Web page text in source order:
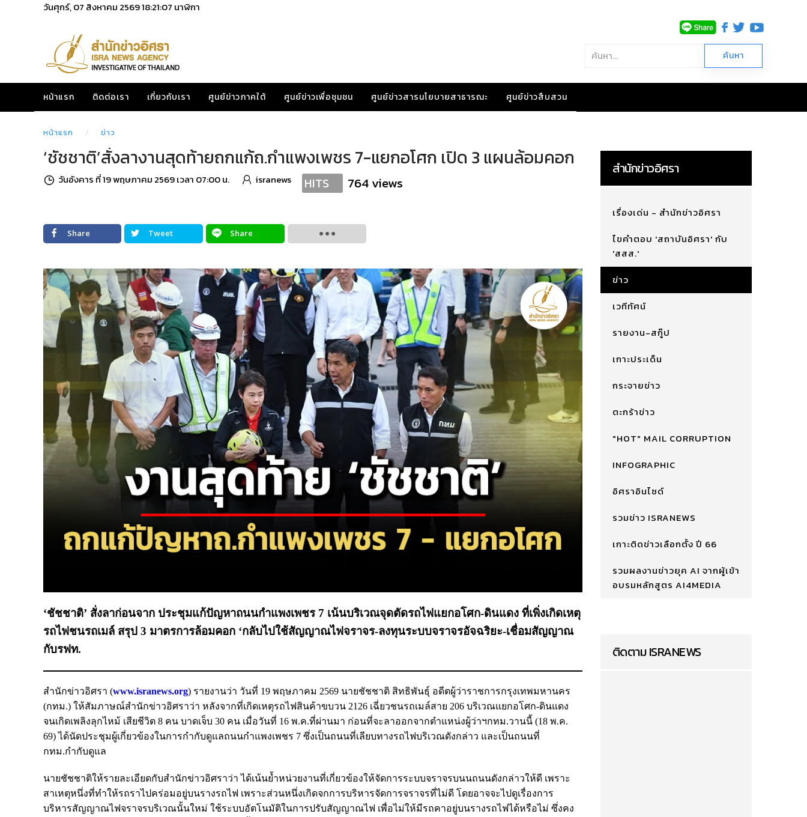
วันศุกร์, 07 สิงหาคม 256918:21:08 นาฬิกา
หน้าแรก ติดต่อเรา เกี่ยวกับเรา ศูนย์ข่าวภาคใต้ ศูนย์ข่าวเพื่อชุมชน ศูนย์ข่าวสารนโยบายสาธารณะ ศูนย์ข่าวสืบสวน
หน้าแรก ข่าว
‘ชัชชาติ’สั่งลางานสุดท้ายถกแก้ถ.กำแพงเพชร 7-แยกอโศก เปิด 3 แผนล้อมคอก
วันอังคาร ที่ 19 พฤษภาคม 2569 เวลา 07:00 น. isranews HITS 764 views
Share Tweet Share
‘ชัชชาติ’ สั่งลาก่อนจาก ประชุมแก้ปัญหาถนนกำแพงเพชร 7 เน้นบริเวณจุดตัดรถไฟแยกอโศก-ดินแดง ที่เพิ่งเกิดเหตุ
รถไฟชนรถเมล์ สรุป 3 มาตรการล้อมคอก ‘กลับไปใช้สัญญาณไฟจราจร-ลงทุนระบบจราจรอัจฉริยะ-เชื่อมสัญญาณ
กับรฟท.
สำนักข่าวอิศรา (www.isranews.org) รายงานว่า วันที่ 19 พฤษภาคม 2569 นายชัชชาติ สิทธิพันธุ์ อดีตผู้ว่าราชการกรุงเทพมหานคร
(กทม.) ให้สัมภาษณ์สำนักข่าวอิศราว่า หลังจากที่เกิดเหตุรถไฟสินค้าขบวน 2126 เฉี่ยวชนรถเมล์สาย 206 บริเวณแยกอโศก-ดินแดง
จนเกิดเพลิงลุกไหม้ เสียชีวิต 8 คน บาดเจ็บ 30 คน เมื่อวันที่ 16 พ.ค.ที่ผ่านมา ก่อนที่จะลาออกจากตำแหน่งผู้ว่าฯกทม.วานนี้ (18 พ.ค.
69) ได้นัดประชุมผู้เกี่ยวข้องในการกำกับดูแลถนนกำแพงเพชร 7 ซึ่งเป็นถนนที่เลียบทางรถไฟบริเวณดังกล่าว และเป็นถนนที่
กทม.กำกับดูแล
นายชัชชาติให้รายละเอียดกับสำนักข่าวอิศราว่า ได้เน้นย้ำหน่วยงานที่เกี่ยวข้องให้จัดการระบบจราจรบนนถนนดังกล่าวให้ดี เพราะ
สาเหตุหนึ่งที่ทำให้รถราไปคร่อมอยู่บนรางรถไฟ เพราะส่วนหนึ่งเกิดจกการบริหารจัดการจราจรที่ไม่ดี โดยอาจจะไปดูเรื่องการ
บริหารสัญญาณไฟจราจรบริเวณนั้นใหม่ ใช้ระบบอัตโนมัติในการปรับสัญญาณไฟ เพื่อไม่ให้มีรถคาอยู่บนรางรถไฟได้หรือไม่ ซึ่งคง
สำนักข่าวอิศรา
เรื่องเด่น - สำนักข่าวอิศรา
ไขคำตอบ 'สถาบันอิศรา' กับ
'สสส.'
ข่าว
เวทีทัศน์
รายงาน-สกู๊ป
เกาะประเด็น
กระจายข่าว
ตะกร้าข่าว
"HOT" MAIL CORRUPTION
INFOGRAPHIC
อิศราอินไซด์
รวมข่าว ISRANEWS
เกาะติดข่าวเลือกตั้ง ปี 66
รวมผลงานข่าวยุค AI จากผู้เข้า
อบรมหลักสูตร AI4MEDIA
ติดตาม ISRANEWS